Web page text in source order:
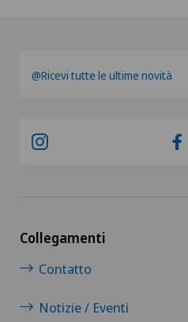
Infettivologia
Infiammazioni degli occhi
Interventi vascolari e
@Ricevi tutte le ultime novità
Collegamenti
Contatto
Notizie / Eventi